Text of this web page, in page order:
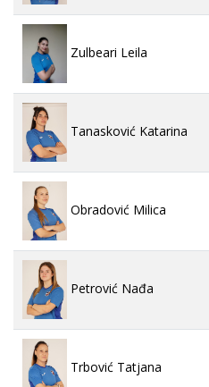
Zulbeari Leila
Tanasković Katarina
Obradović Milica
Petrović Nađa
Trbović Tatjana